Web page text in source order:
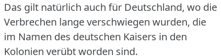
Das gilt natürlich auch für Deutschland, wo die
Verbrechen lange verschwiegen wurden, die
im Namen des deutschen Kaisers in den
Kolonien verübt worden sind.